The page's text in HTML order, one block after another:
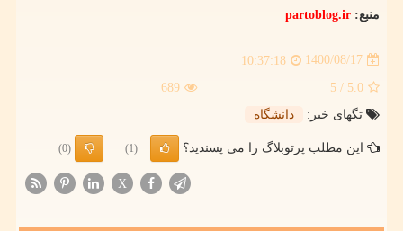
منبع: partoblog.ir
1400/08/17
10:37:18
5.0
/ 5
689
تگهای خبر:
دانشگاه
این مطلب پرتوبلاگ را می پسندید؟ (1)
(0)
X